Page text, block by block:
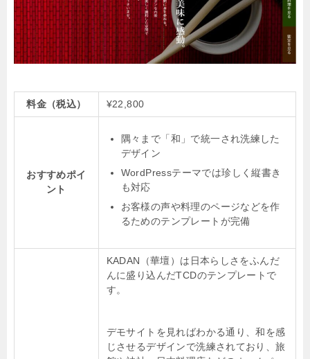
料金（税込） ¥22,800
おすすめポイ
ント
隅々まで「和」で統一され洗練した
デザイン
WordPressテーマでは珍しく縦書き
も対応
お客様の声や料理のページなどを作
るためのテンプレートが完備
KADAN（華壇）は日本らしさをふんだ
んに盛り込んだTCDのテンプレートで
す。
デモサイトを見ればわかる通り、和を感
じさせるデザインで洗練されており、旅